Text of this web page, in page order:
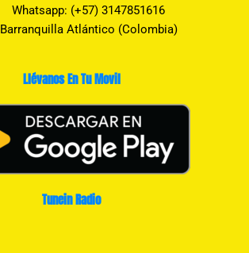
Whatsapp: (+57) 3147851616
Barranquilla Atlántico (Colombia)
Llévanos En Tu Movil
Tunein Radio